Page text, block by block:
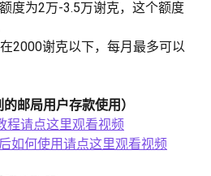
邮局用户存款使用）
程请点这里观看视频
如何使用请点这里观看视频